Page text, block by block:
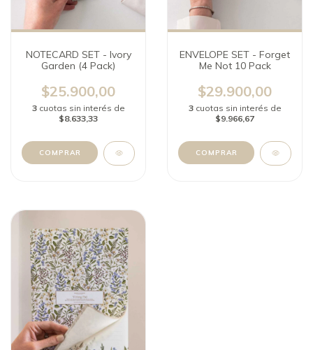
NOTECARD SET - Ivory
Garden (4 Pack)
$25.900,00
3 cuotas sin interés de
$8.633,33
ENVELOPE SET - Forget
Me Not 10 Pack
$29.900,00
3 cuotas sin interés de
$9.966,67